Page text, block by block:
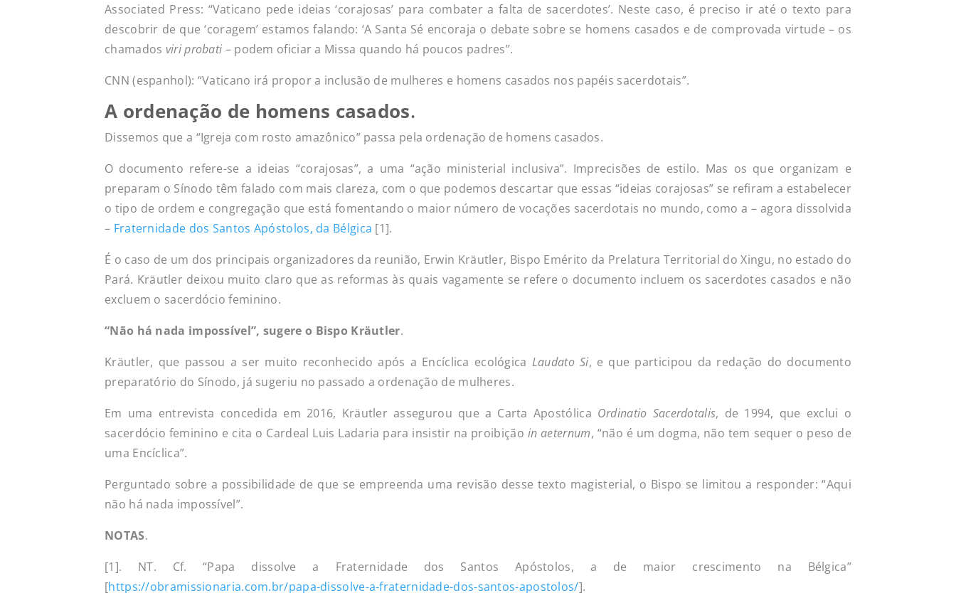
Associated Press: “Vaticano pede ideias ‘corajosas’ para combater a falta de sacerdotes’. Neste caso, é preciso ir até o texto para
descobrir de que ‘coragem’ estamos falando: ‘A Santa Sé encoraja o debate sobre se homens casados e de comprovada virtude – os
chamados viri probati – podem oficiar a Missa quando há poucos padres”.
CNN (espanhol): “Vaticano irá propor a inclusão de mulheres e homens casados nos papéis sacerdotais”.
A ordenação de homens casados.
Dissemos que a “Igreja com rosto amazônico” passa pela ordenação de homens casados.
O documento refere-se a ideias “corajosas”, a uma “ação ministerial inclusiva”. Imprecisões de estilo. Mas os que organizam e
preparam o Sínodo têm falado com mais clareza, com o que podemos descartar que essas “ideias corajosas” se refiram a estabelecer
o tipo de ordem e congregação que está fomentando o maior número de vocações sacerdotais no mundo, como a – agora dissolvida
– Fraternidade dos Santos Apóstolos, da Bélgica [1].
É o caso de um dos principais organizadores da reunião, Erwin Kräutler, Bispo Emérito da Prelatura Territorial do Xingu, no estado do
Pará. Kräutler deixou muito claro que as reformas às quais vagamente se refere o documento incluem os sacerdotes casados e não
excluem o sacerdócio feminino.
“Não há nada impossível”, sugere o Bispo Kräutler.
Kräutler, que passou a ser muito reconhecido após a Encíclica ecológica Laudato Si, e que participou da redação do documento
preparatório do Sínodo, já sugeriu no passado a ordenação de mulheres.
Em uma entrevista concedida em 2016, Kräutler assegurou que a Carta Apostólica Ordinatio Sacerdotalis, de 1994, que exclui o
sacerdócio feminino e cita o Cardeal Luis Ladaria para insistir na proibição in aeternum, “não é um dogma, não tem sequer o peso de
uma Encíclica”.
Perguntado sobre a possibilidade de que se empreenda uma revisão desse texto magisterial, o Bispo se limitou a responder: “Aqui
não há nada impossível”.
NOTAS.
[1]. NT. Cf. “Papa dissolve a Fraternidade dos Santos Apóstolos, a de maior crescimento na Bélgica”
[https://obramissionaria.com.br/papa-dissolve-a-fraternidade-dos-santos-apostolos/].